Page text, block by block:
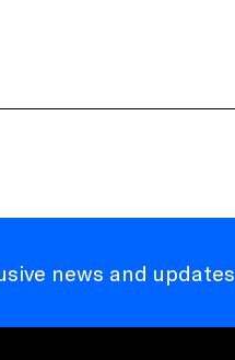
news and updates